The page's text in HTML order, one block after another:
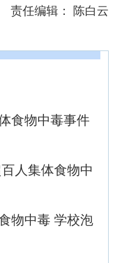
责任编辑： 陈白云
食物中毒事件
人集体食物中
物中毒 学校泡